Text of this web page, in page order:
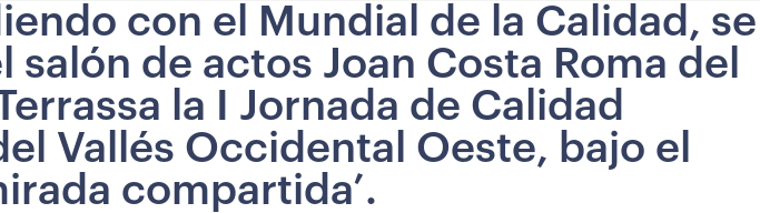
con el Mundial de la Calidad, se
salón de actos Joan Costa Roma del
la I Jornada de Calidad
Vallés Occidental Oeste, bajo el
compartida’.